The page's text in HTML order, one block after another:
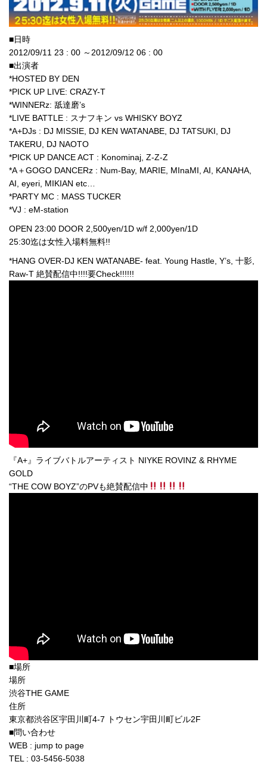
■日時
2012/09/11 23 : 00 ～2012/09/12 06 : 00
■出演者
*HOSTED BY DEN
*PICK UP LIVE: CRAZY-T
*WINNERz: 舐達磨’s
*LIVE BATTLE : スナフキン vs WHISKY BOYZ
*A+DJs : DJ MISSIE, DJ KEN WATANABE, DJ TATSUKI, DJ
TAKERU, DJ NAOTO
*PICK UP DANCE ACT : Konominaj, Z-Z-Z
*A＋GOGO DANCERz : Num-Bay, MARIE, MInaMI, AI, KANAHA,
AI, eyeri, MIKIAN etc…
*PARTY MC : MASS TUCKER
*VJ : eM-station
OPEN 23:00 DOOR 2,500yen/1D w/f 2,000yen/1D
25:30迄は女性入場料無料!!
*HANG OVER-DJ KEN WATANABE- feat. Young Hastle, Y’s, 十影,
Raw-T 絶賛配信中!!!!要Check!!!!!!
『A+』ライブバトルアーティスト NIYKE ROVINZ & RHYME
GOLD
“THE COW BOYZ”のPVも絶賛配信中
■場所
場所
渋谷THE GAME
住所
東京都渋谷区宇田川町4-7 トウセン宇田川町ビル2F
■問い合わせ
WEB : jump to page
TEL : 03-5456-5038